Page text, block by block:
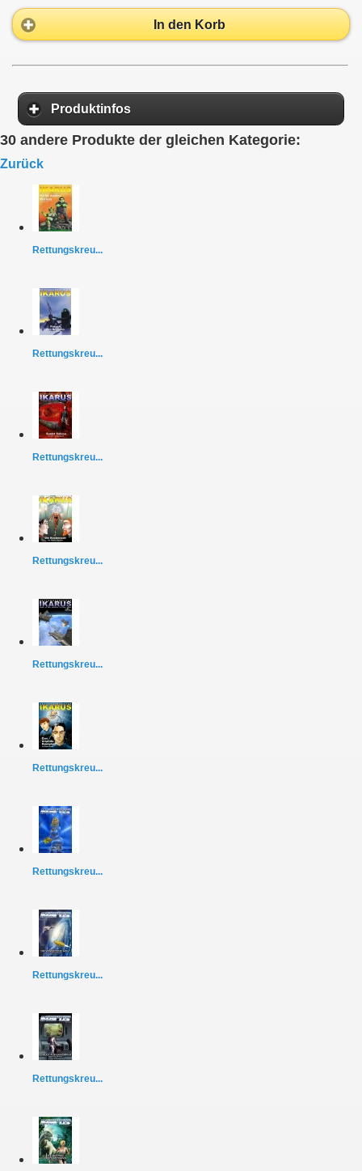
In den Korb
Produktinfos
30 andere Produkte der gleichen Kategorie:
Zurück
Rettungskreu...
Rettungskreu...
Rettungskreu...
Rettungskreu...
Rettungskreu...
Rettungskreu...
Rettungskreu...
Rettungskreu...
Rettungskreu...